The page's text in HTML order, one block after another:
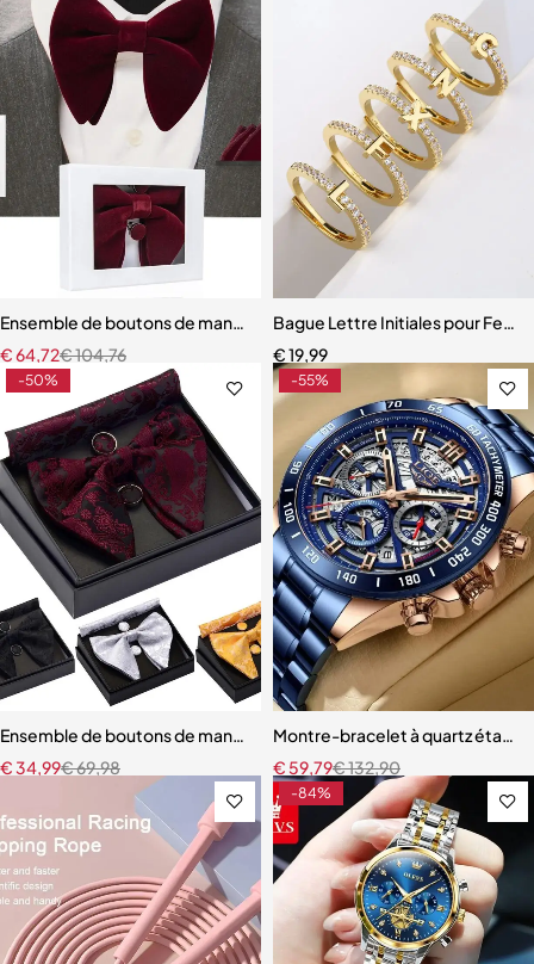
Ensemble de boutons de manchette carrés en velours pour
€104,76
€64,72
Bague Lettre Initiales pour
€19,99
-50%
Ensemble de boutons de manchette Paisley pour homme, grand
€69,98
€34,99
-55%
Montre-bracelet à quartz
€132,90
€ 59,79
-84%